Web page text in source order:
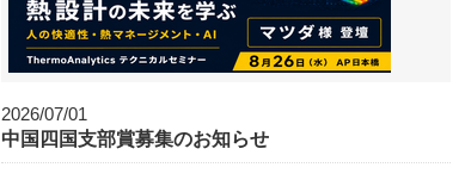
2026/07/01
中国四国支部賞募集のお知らせ